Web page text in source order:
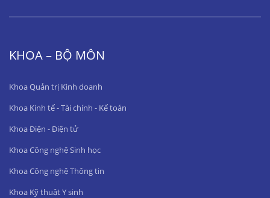
KHOA – BỘ MÔN
Khoa Quản trị Kinh doanh
Khoa Kinh tế - Tài chính - Kế toán
Khoa Điện - Điện tử
Khoa Công nghệ Sinh học
Khoa Công nghệ Thông tin
Khoa Kỹ thuật Y sinh